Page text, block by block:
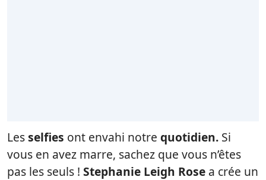
Lesselfies ont envahi notre quotidien. Si
vous en avez marre, sachez que vous n’êtes
pas les seuls ! Stephanie Leigh Rose a crée un